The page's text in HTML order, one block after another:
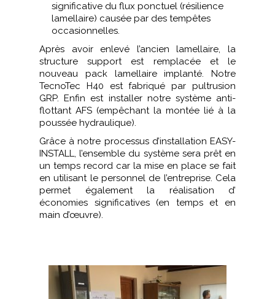
significative du flux ponctuel (résilience
lamellaire) causée par des tempêtes
occasionnelles.
Après avoir enlevé l’ancien lamellaire, la
structure support est remplacée et le
nouveau pack lamellaire implanté. Notre
TecnoTec H40 est fabriqué par pultrusion
GRP. Enfin est installer notre système anti-
flottant AFS (empêchant la montée lié à la
poussée hydraulique).
Grâce à notre processus d’installation EASY-
INSTALL, l’ensemble du système sera prêt en
un temps record car la mise en place se fait
en utilisant le personnel de l’entreprise. Cela
permet également la réalisation d’
économies significatives (en temps et en
main d’œuvre).